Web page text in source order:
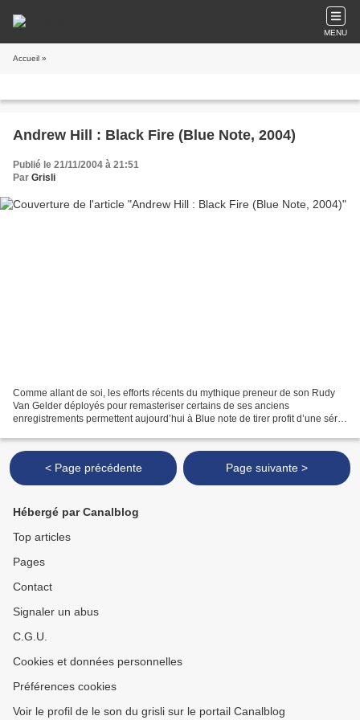
MENU
Accueil »
Andrew Hill : Black Fire (Blue Note, 2004)
Publié le 21/11/2004 à 21:51
Par Grisli
Comme allant de soi, les efforts récents du mythique preneur de son Rudy
Van Gelder déployés pour remasteriser certains de ses anciens
enregistrements permettent aujourd’hui à Blue note de tirer profit d’une série
< Page précédente Page suivante >
Hébergé par Canalblog
Top articles
Pages
Contact
Signaler un abus
C.G.U.
Cookies et données personnelles
Préférences cookies
Voir le profil de le son du grisli sur le portail Canalblog